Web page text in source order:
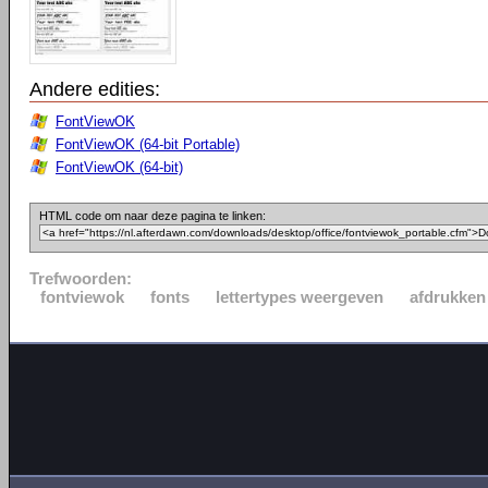
Andere edities:
FontViewOK
FontViewOK (64-bit Portable)
FontViewOK (64-bit)
HTML code om naar deze pagina te linken:
Trefwoorden:
fontviewok
fonts lettertypes weergeven afdrukken